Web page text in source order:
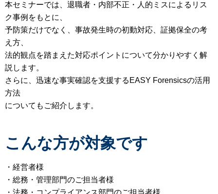
本セミナーでは、退職者・内部不正・人的ミスによるリス
ク事例をもとに、
予防策だけでなく、事故発生時の初動対応、証拠保全の考
え方、
法的観点を踏まえた対応ポイントについて分かりやすく解
説します。
さらに、迅速な事実確認を支援するEASY Forensicsの活用
方法
についてもご紹介します。
こんな方が対象です
・経営者様
・総務・管理部門のご担当者様